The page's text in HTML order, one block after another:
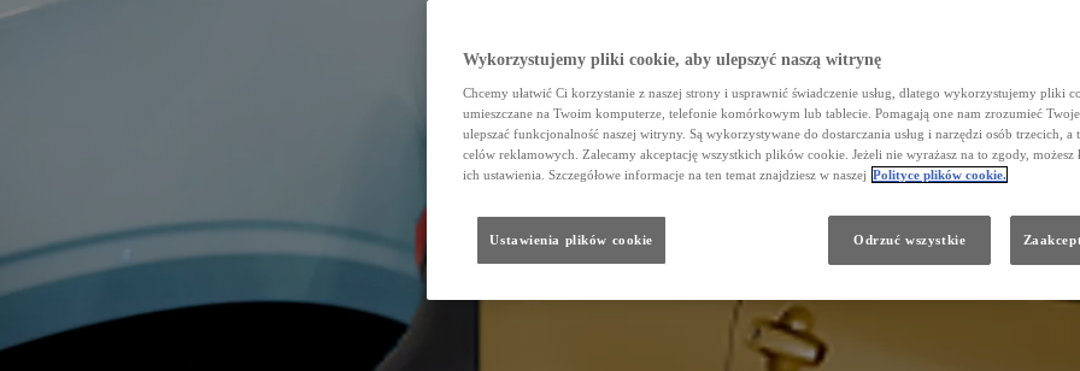
Wykorzystujemy pliki cookie, aby ulepszyć naszą witrynę
Chcemy ułatwić Ci korzystanie z naszej strony i usprawnić świadczenie usług, dlatego wykorzystujemy pliki
umieszczane na Twoim komputerze, telefonie komórkowym lub tablecie. Pomagają one nam zrozumieć
ulepszać funkcjonalność naszej witryny. Są wykorzystywane do dostarczania usług i narzędzi osób trzecich, a
celów reklamowych. Zalecamy akceptację wszystkich plików cookie. Jeżeli nie wyrażasz na to zgody, możesz
ich ustawienia. Szczegółowe informacje na ten temat znajdziesz w naszej Polityce plików cookie.
Ustawienia plików cookie Odrzuć wszystkie